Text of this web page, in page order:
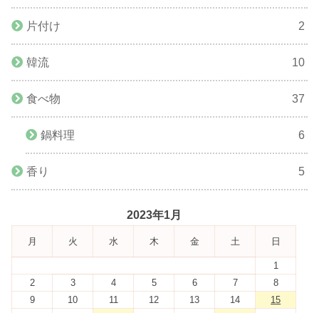
片付け 2
韓流 10
食べ物 37
鍋料理 6
香り 5
2023年1月
月 火 水 木 金 土 日
1
2
3 4 5 6 7
8
9
10 11 12 13 14
15